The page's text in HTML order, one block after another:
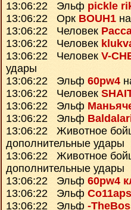
13:06:22 Эльф pickle
13:06:22 Орк BOUH1
13:06:22 Человек
13:06:22 Человек
13:06:22 Человек V-
удары
13:06:22 Эльф 60pw4
13:06:22 Человек
13:06:22 Эльф
13:06:22 Эльф
13:06:22 Животное
дополнительные удары
13:06:22 Животное
дополнительные удары
13:06:22 Эльф 60pw4
13:06:22 Эльф
13:06:22 Эльф -